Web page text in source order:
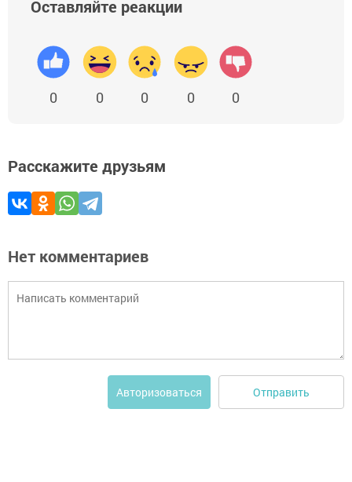
Оставляйте реакции
0 0 0 0 0
Расскажите друзьям
Нет комментариев
Авторизоваться Отправить